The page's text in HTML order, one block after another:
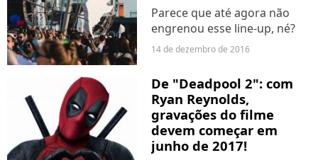
Parece que até agora não
engrenou esse line-up, né?
14 de dezembro de 2016
De "Deadpool 2": com
Ryan Reynolds,
gravações do filme
devem começar em
junho de 2017!